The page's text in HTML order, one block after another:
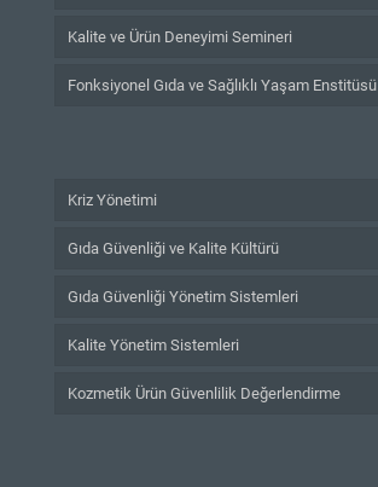
Kalite ve Ürün Deneyimi Semineri
Fonksiyonel Gıda ve Sağlıklı Yaşam Enstitüsü
Kriz Yönetimi
Gıda Güvenliği ve Kalite Kültürü
Gıda Güvenliği Yönetim Sistemleri
Kalite Yönetim Sistemleri
Kozmetik Ürün Güvenlilik Değerlendirme